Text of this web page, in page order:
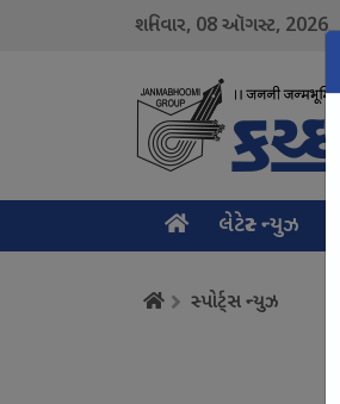
શનિવાર, 08ઑગસ્ટ, 2026
લેટેસ્ટ ન્યુઝ
સ્પોર્ટ્સ ન્યુઝ